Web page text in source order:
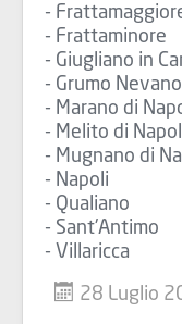
-
- Frattaminore
- Giugliano in
- Grumo Nevano
- Marano di
- Melito di
- Mugnano di
- Napoli
- Qualiano
- Sant'Antimo
- Villaricca
28 Luglio